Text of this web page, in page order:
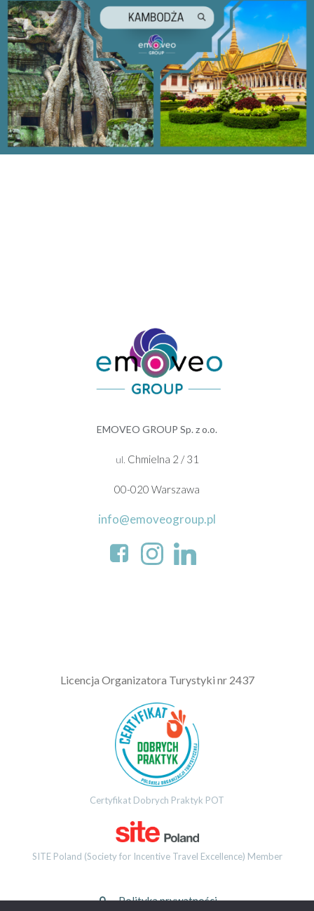
EMOVEO GROUP Sp. z o.o.
ul. Chmielna 2 / 31
00-020 Warszawa
info@emoveogroup.pl
Licencja Organizatora Turystyki nr 2437
Certyfikat Dobrych Praktyk POT
SITE Poland (Society for Incentive Travel Excellence) Member
Polityka prywatności